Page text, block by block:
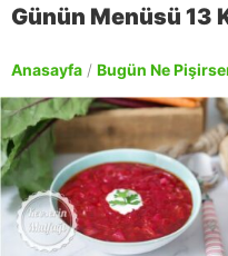
Günün Menüsü 13
Anasayfa / Bugün Ne